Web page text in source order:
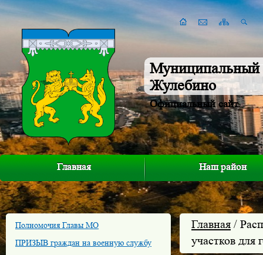
Муниципальный
Жулебино
Официальный сайт
Главная Наш район
Полномочия Главы МО
ПРИЗЫВ граждан на военную службу
Главная /
участков для